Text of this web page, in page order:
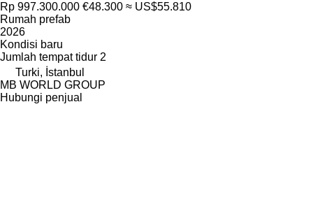
Rp 997.300.000 €48.300 ≈ US$55.810
Rumah prefab
2026
Kondisi baru
Jumlah tempat tidur 2
Turki, İstanbul
MB WORLD GROUP
Hubungi penjual